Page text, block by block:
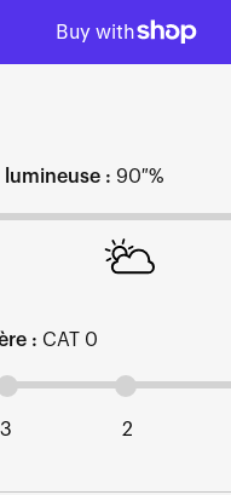
lumineuse : 90 %
: CAT 0
3 2